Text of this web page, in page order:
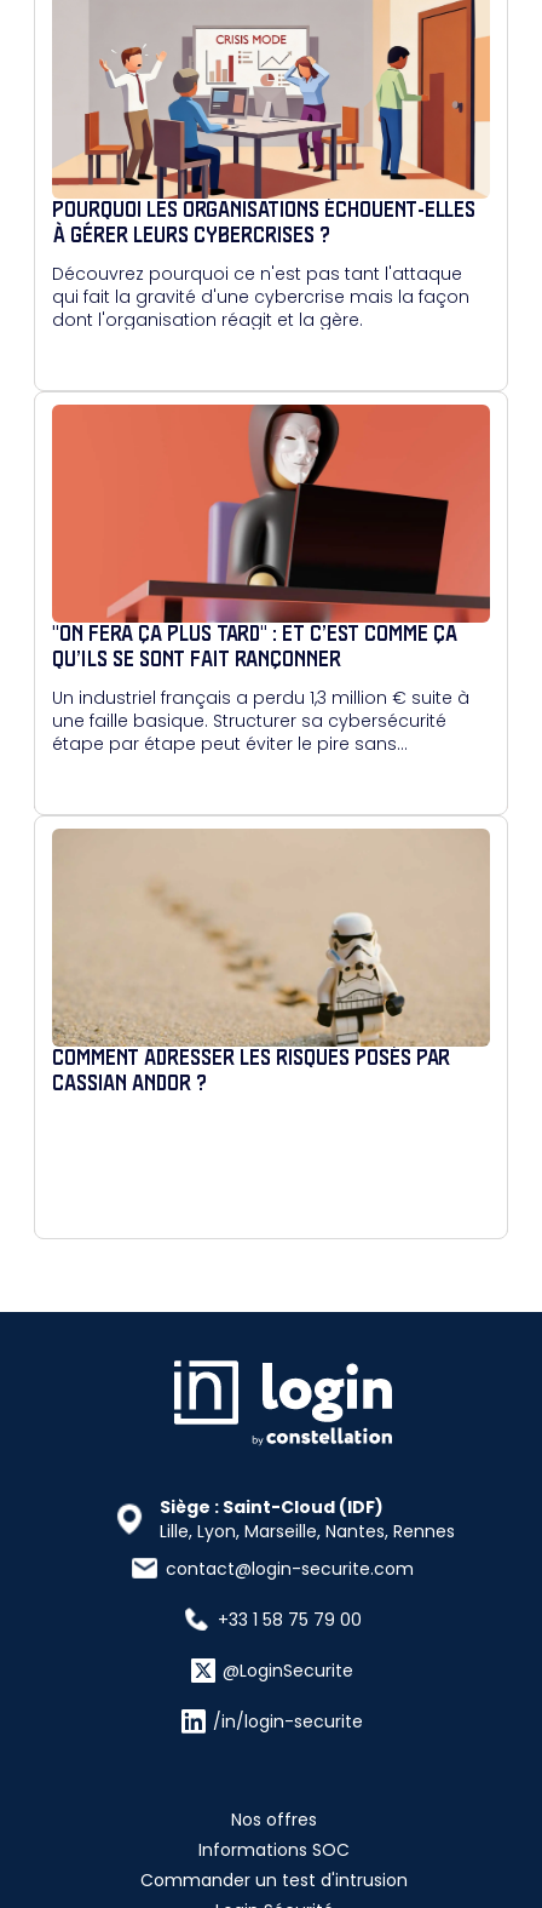
POURQUOI LES ORGANISATIONS ÉCHOUENT-ELLES
À GÉRER LEURS CYBERCRISES ?
Découvrez pourquoi ce n'est pas tant l'attaque
qui fait la gravité d'une cybercrise mais la façon
dont l'organisation réagit et la gère.
"ON FERA ÇA PLUS TARD" : ET C’EST COMME ÇA
QU’ILS SE SONT FAIT RANÇONNER
Un industriel français a perdu 1,3 million € suite à
une faille basique. Structurer sa cybersécurité
étape par étape peut éviter le pire sans
COMMENT ADRESSER LES RISQUES POSÉS PAR
CASSIAN ANDOR ?
Siège : Saint-Cloud (IDF)
Lille, Lyon, Marseille, Nantes, Rennes
contact@login-securite.com
+33 1 58 75 79 00
@LoginSecurite
/in/login-securite
Nos offres
Informations SOC
Commander un test d'intrusion